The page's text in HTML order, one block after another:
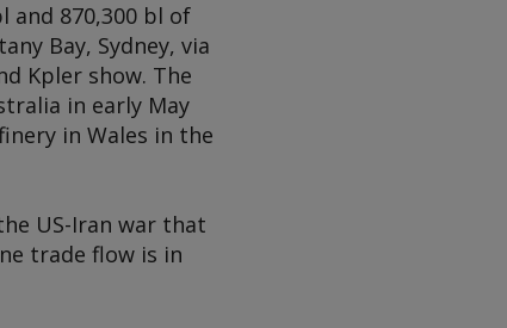
and 870,300 bl of
Bay, Sydney, via
Kpler show. The
in early May
in Wales in the
US-Iran war that
trade flow is in